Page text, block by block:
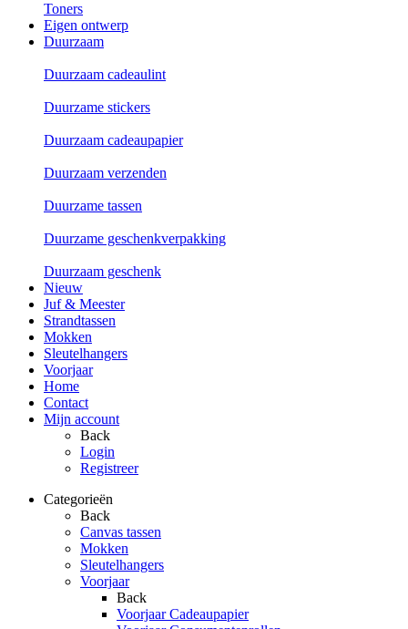
Toners
Eigen ontwerp
Duurzaam
Duurzaam cadeaulint
Duurzame stickers
Duurzaam cadeaupapier
Duurzaam verzenden
Duurzame tassen
Duurzame geschenkverpakking
Duurzaam geschenk
Nieuw
Juf & Meester
Strandtassen
Mokken
Sleutelhangers
Voorjaar
Home
Contact
Mijn account
Back
Login
Registreer
Categorieën
Back
Canvas tassen
Mokken
Sleutelhangers
Voorjaar
Back
Voorjaar Cadeaupapier